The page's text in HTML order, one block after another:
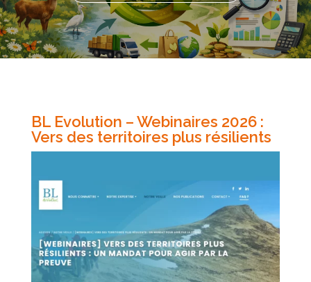
BL Evolution – Webinaires 2026 :
Vers des territoires plus résilients